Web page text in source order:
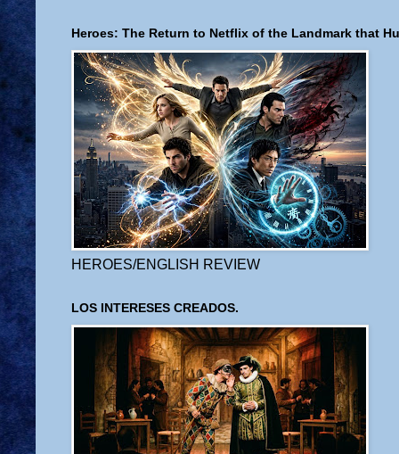
Heroes: The Return to Netflix of the Landmark that
HEROES/ENGLISH REVIEW
LOS INTERESES CREADOS.